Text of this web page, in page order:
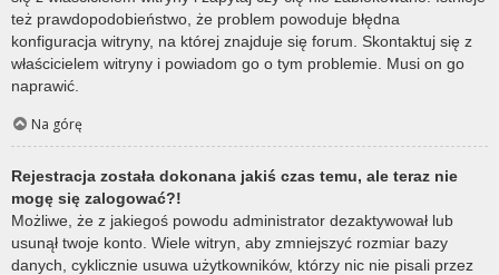
też prawdopodobieństwo, że problem powoduje błędna
konfiguracja witryny, na której znajduje się forum. Skontaktuj się z
właścicielem witryny i powiadom go o tym problemie. Musi on go
naprawić.
Na górę
Rejestracja została dokonana jakiś czas temu, ale teraz nie
mogę się zalogować?!
Możliwe, że z jakiegoś powodu administrator dezaktywował lub
usunął twoje konto. Wiele witryn, aby zmniejszyć rozmiar bazy
danych, cyklicznie usuwa użytkowników, którzy nic nie pisali przez